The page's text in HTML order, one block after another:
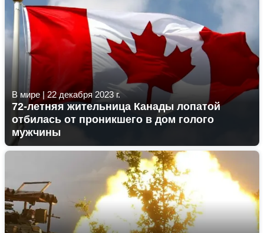
В мире | 22 декабря 2023 г.
72-летняя жительница Канады лопатой
отбилась от проникшего в дом голого
мужчины